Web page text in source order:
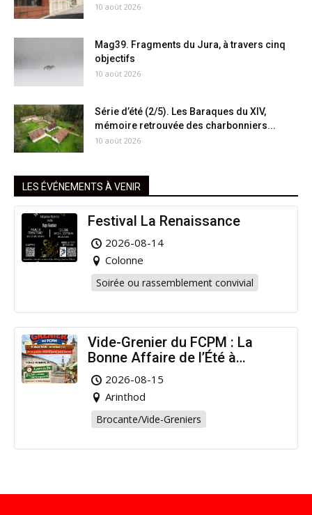
10 août 2026
Mag39. Fragments du Jura, à travers cinq
objectifs
10 août 2026
Série d’été (2/5). Les Baraques du XIV,
mémoire retrouvée des charbonniers...
10 août 2026
LES ÉVÉNEMENTS À VENIR
Festival La Renaissance
2026-08-14
Colonne
Soirée ou rassemblement convivial
Vide-Grenier du FCPM : La
Bonne Affaire de l’Été à
Arinthod !
2026-08-15
Arinthod
Brocante/Vide-Greniers